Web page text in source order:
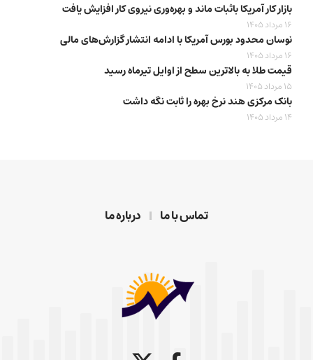
بازار کار آمریکا باثبات ماند و بهره‌وری نیروی کار افزایش یافت
16 مرداد 1405
نوسان محدود بورس آمریکا با ادامه انتشار گزارش‌های مالی
16 مرداد 1405
قیمت طلا به بالاترین سطح از اوایل تیرماه رسید
15 مرداد 1405
بانک مرکزی هند نرخ بهره را ثابت نگه داشت
14 مرداد 1405
تماس با ما درباره ما